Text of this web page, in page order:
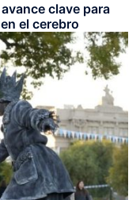
clave para
el cerebro